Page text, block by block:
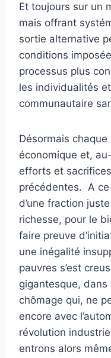
Et toujours sur un
mais offrant
sortie alternative
conditions
processus plus
les individualités
communautaire
Désormais
économique et,
efforts et
précédentes. A
d’une fraction
richesse, pour le
faire preuve
une inégalité
pauvres s’est
gigantesque,
chômage qui, ne
encore avec
révolution
entrons alors